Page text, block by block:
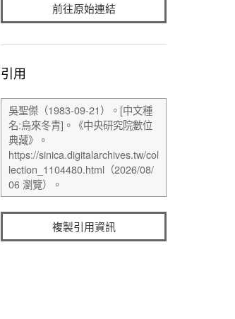
前往原始連結
引用
複製引用資訊